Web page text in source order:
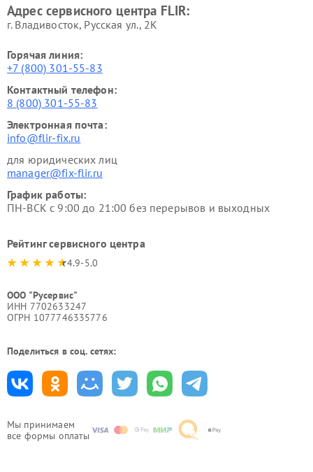
Мы принимаем
все формы оплаты
Адрес сервисного центра FLIR:
г. Владивосток, Русская ул., 2К
Горячая линия:
+7 (800) 301-55-83
Контактный телефон:
8 (800) 301-55-83
Электронная почта:
info@flir-fix.ru
для юридических лиц
manager@fix-flir.ru
График работы:
ПН-ВСК с 9:00 до 21:00 без перерывов и выходных
Рейтинг сервисного центра
4.9-5.0
ООО "Русервис"
ИНН 7702633247
ОГРН 1077746335776
Поделиться в соц. сетях: